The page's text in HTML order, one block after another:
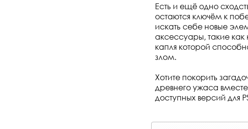
Есть и ещё одно
остаются ключём к
искать себе новые
аксессуары, такие
капля которой
злом.
Хотите покорить
древнего ужаса
доступных версий для